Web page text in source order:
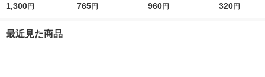
レンジ対応
1,300円
の和風カレー 中辛
765円
ット（1個×3）大塚食
960円
（100g）×2
320円
最近見た商品